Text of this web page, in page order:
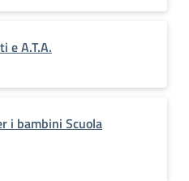
e A.T.A.
i bambini Scuola